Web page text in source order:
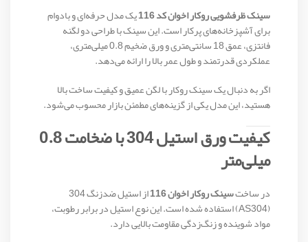
سینک ظرفشویی روکار اخوان کد 116 یک مدل حرفه‌ای و بادوام
برای آشپزخانه‌های پرکار است. این سینک با طراحی دو لگنه
فانتزی، عمق 18 سانتی‌متری و ورق ضخیم 0.8 میلی‌متری،
عملکردی قدرتمند و طول عمر بالا را ارائه می‌دهد.
اگر به دنبال یک سینک روکار با لگن عمیق و کیفیت ساخت بالا
هستید، این مدل یکی از گزینه‌های مطمئن بازار محسوب می‌شود.
کیفیت ورق استیل 304 با ضخامت 0.8
میلی‌متر
در ساختسینک روکار اخوان 116 از استیل ضدزنگ 304
(AS304) استفاده شده است. این نوع استیل در برابر رطوبت،
مواد شوینده و زنگ‌زدگی مقاومت بالایی دارد.